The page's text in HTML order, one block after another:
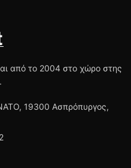
από το 2004 στο χώρο στης
19300 Ασπρόπυργος,